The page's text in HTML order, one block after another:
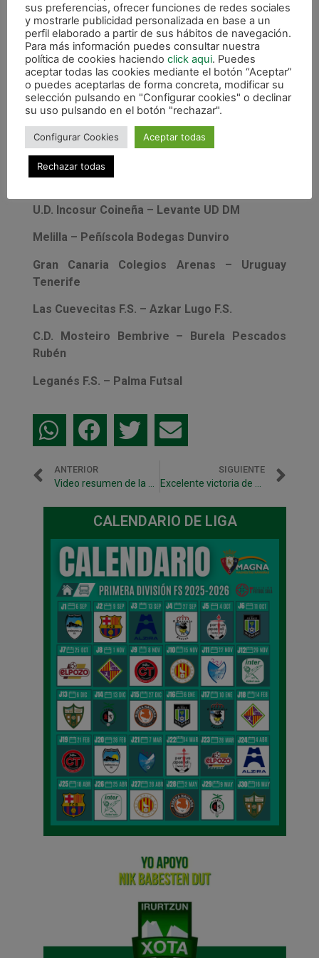
C.E. Escola Pía – FC Barcelona
Palleja F.S. – Marfil Santa Coloma
FS Valdepeñas – Magna Navarra
Elche CF – Montesinos Jumilla
Hércules San Vicente – ElPozo Murcia
Nazareno Real Betis B.F.S. – Jaén Paraíso
U.D. Incosur Coineña – Levante UD DM
Melilla – Peñíscola Bodegas Dunviro
Gran Canaria Colegios Arenas – Uruguay
Tenerife
Las Cuevecitas F.S. – Azkar Lugo F.S.
C.D. Mosteiro Bembrive – Burela Pescados
Rubén
Leganés F.S. – Palma Futsal
ANTERIOR SIGUIENTE
CALENDARIO DE LIGA
sus preferencias, ofrecer funciones de redes sociales
y mostrarle publicidad personalizada en base a un
perfil elaborado a partir de sus hábitos de navegación.
Para más información puedes consultar nuestra
política de cookies haciendo click aqui. Puedes
aceptar todas las cookies mediante el botón “Aceptar”
o puedes aceptarlas de forma concreta, modificar su
selección pulsando en "Configurar cookies" o declinar
su uso pulsando en el botón "rechazar".
Configurar Cookies Aceptar todas
Rechazar todas